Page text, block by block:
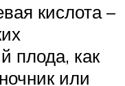
кислота –
плода, как
или